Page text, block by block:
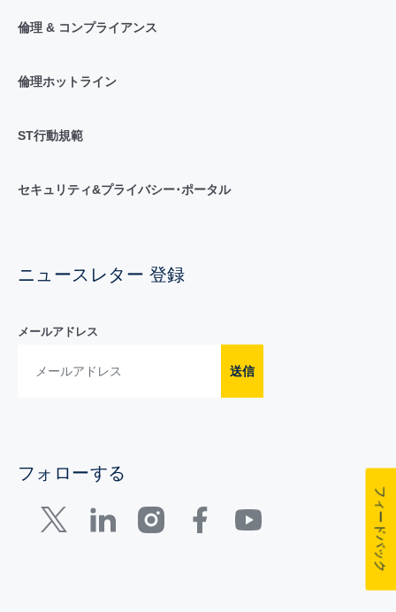
倫理 & コンプライアンス
倫理ホットライン
ST行動規範
セキュリティ&プライバシー･ポータル
ニュースレター 登録
メールアドレス
送信
フォローする
フィードバック